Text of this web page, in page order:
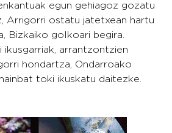
egun gehiagoz gozatu
Arrigorri ostatu jatetxean hartu
Bizkaiko golkoari begira.
ikusgarriak, arrantzontzien
hondartza, Ondarroako
toki ikuskatu daitezke.